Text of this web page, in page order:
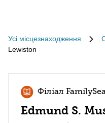
Усі місцезнаходження
Lewiston
Філіал
Edmund S.